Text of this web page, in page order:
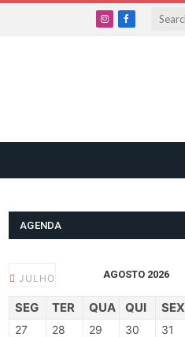
InstagramFacebook
AGENDA
JULHO AGOSTO 2026
SEG TER QUA QUI SEX
27 28 29 30 31